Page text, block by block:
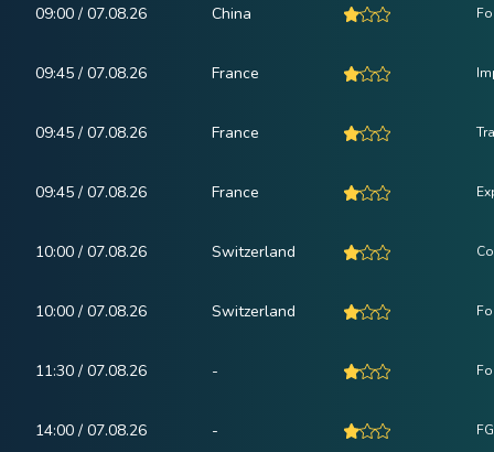
09:00 / 07.08.26 China
09:45 / 07.08.26 France
09:45 / 07.08.26 France
09:45 / 07.08.26 France
10:00 / 07.08.26 Switzerland
10:00 / 07.08.26 Switzerland
11:30 / 07.08.26 -
14:00 / 07.08.26 -